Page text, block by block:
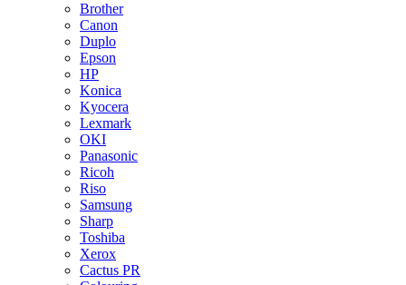
Brother
Canon
Duplo
Epson
HP
Konica
Kyocera
Lexmark
OKI
Panasonic
Ricoh
Riso
Samsung
Sharp
Toshiba
Xerox
Cactus PR